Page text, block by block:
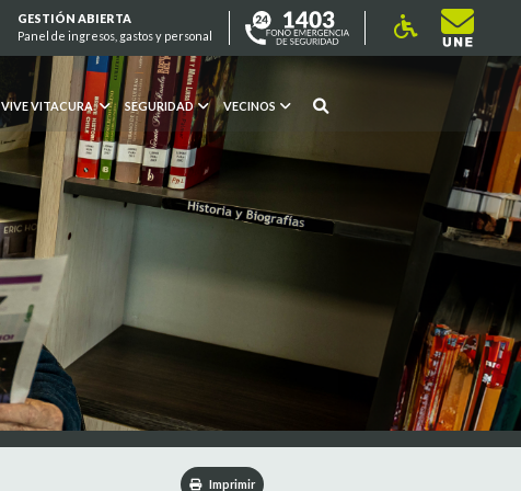
GESTIÓN ABIERTA
Panel de ingresos, gastos y personal
VIVE VITACURA SEGURIDAD VECINOS
Imprimir